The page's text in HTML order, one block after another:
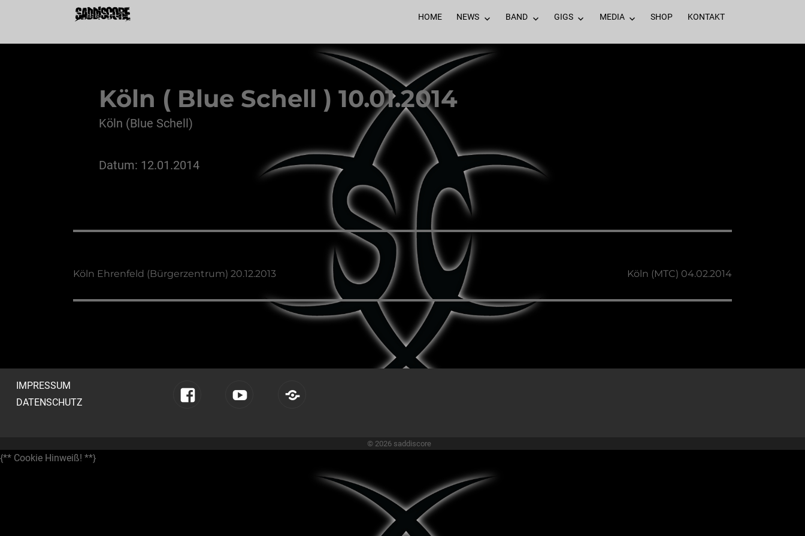
HOME NEWS BAND GIGS MEDIA SHOP KONTAKT
Köln ( Blue Schell ) 10.01.2014
Köln (Blue Schell)
Datum: 12.01.2014
Vorheriger
Köln Ehrenfeld (Bürgerzentrum) 20.12.2013
Nächster
Beitrag:
Köln (MTC) 04.02.2014
IMPRESSUM
DATENSCHUTZ
© 2026 saddiscore
{** Cookie Hinweiß! **}